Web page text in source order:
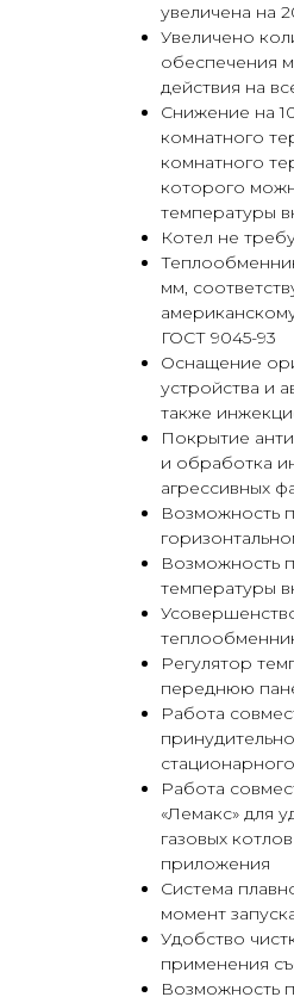
увеличена на
Увеличено
обеспечения
действия на
Снижение на
комнатного
комнатного
которого
температуры
Котел не
мм,
ГОСТ 9045-93
Оснащение
устройства и
также
Покрытие
и обработка
агрессивных
Возможность
Возможность
температуры
Регулятор
переднюю
Работа
Работа
«Лемакс» для
газовых
приложения
Система
момент
Удобство
применения
Возможность